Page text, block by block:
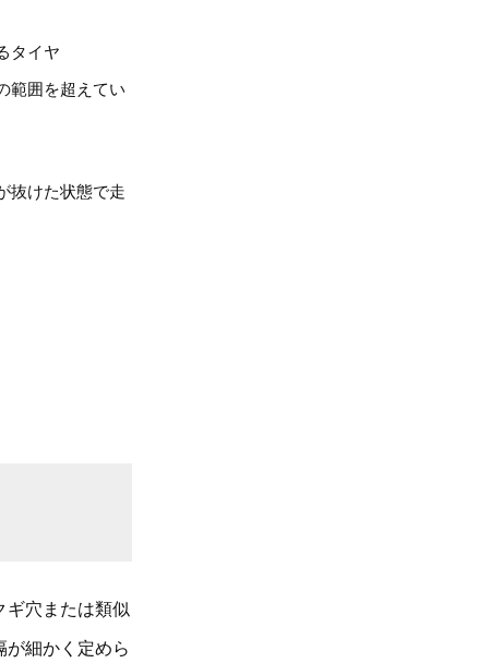
タイヤ
範囲を超えてい
抜けた状態で走
ギ穴または類似
が細かく定めら